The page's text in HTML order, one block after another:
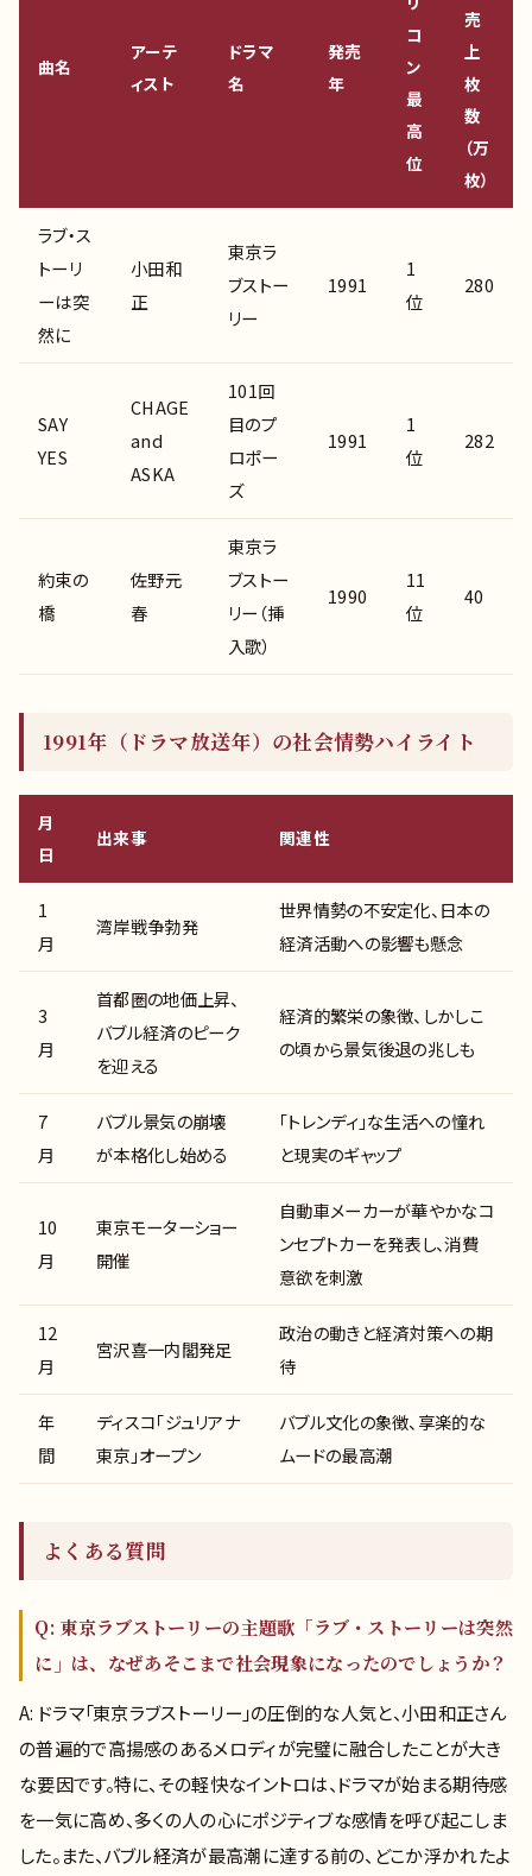
曲名
アーテ
ィスト
ドラマ
名
発売
年
コ
ン
最
高
位
売
上
枚
数
（万
枚）
ラブ・ス
トーリ
ーは突
然に
小田和
正
東京ラ
ブストー
リー
1991
1
位
280
SAY
YES
CHAGE
and
ASKA
101回
目のプ
ロポー
ズ
1991
1
位
282
約束の
橋
佐野元
春
東京ラ
ブストー
リー（挿
入歌）
1990
11
位
40
1991年（ドラマ放送年）の社会情勢ハイライト
月
日
出来事 関連性
1
月
湾岸戦争勃発
世界情勢の不安定化、日本の
経済活動への影響も懸念
3
月
首都圏の地価上昇、
バブル経済のピーク
を迎える
経済的繁栄の象徴、しかしこ
の頃から景気後退の兆しも
7
月
バブル景気の崩壊
が本格化し始める
「トレンディ」な生活への憧れ
と現実のギャップ
10
月
東京モーターショー
開催
自動車メーカーが華やかなコ
ンセプトカーを発表し、消費
意欲を刺激
12
月
宮沢喜一内閣発足
政治の動きと経済対策への期
待
年
間
ディスコ「ジュリアナ
東京」オープン
バブル文化の象徴、享楽的な
ムードの最高潮
よくある質問
Q: 東京ラブストーリーの主題歌「ラブ・ストーリーは突然
に」は、なぜあそこまで社会現象になったのでしょうか？
A: ドラマ「東京ラブストーリー」の圧倒的な人気と、小田和正さん
の普遍的で高揚感のあるメロディが完璧に融合したことが大き
な要因です。特に、その軽快なイントロは、ドラマが始まる期待感
を一気に高め、多くの人の心にポジティブな感情を呼び起こしま
した。また、バブル経済が最高潮に達する前の、どこか浮かれたよ